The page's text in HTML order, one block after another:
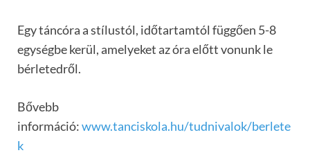
Egy táncóra a stílustól, időtartamtól függően 5-8
egységbe kerül, amelyeket az óra előtt vonunk le
bérletedről.
Bővebb
információ:www.tanciskola.hu/tudnivalok/berlete
k